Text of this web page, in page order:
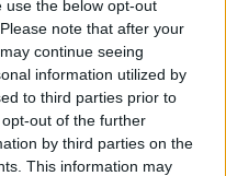
use the below opt-out
note that after your
continue seeing
information utilized by
to third parties prior to
out of the further
by third parties on the
This information may